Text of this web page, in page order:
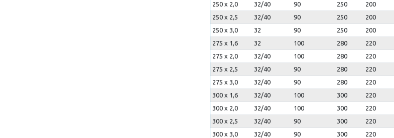
250 x 2,0
32/40 90 250 200
250 x 2,5
32/40 90 250 200
250 x 3,0
32 90 250 200
275 x 1,6
32 100 280 220
275 x 2,0
32/40 100 280 220
275 x 2,5
32/40 90 280 220
275 x 3,0
32/40 90 280 220
300 x 1,6
32/40 100 300 220
300 x 2,0
32/40 100 300 220
300 x 2,5
32/40 90 300 220
300 x 3,0
32/40 90 300 220